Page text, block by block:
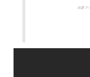
出處ナ